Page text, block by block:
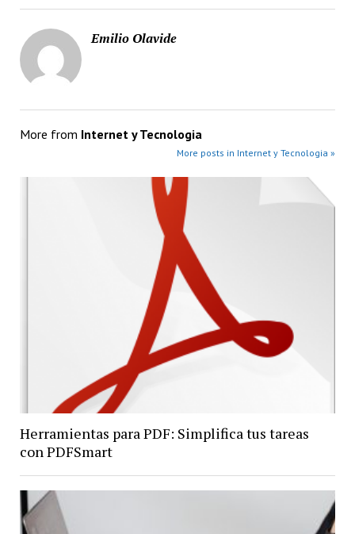
Emilio Olavide
More from Internet y Tecnologia
More posts in Internet y Tecnologia »
Herramientas para PDF: Simplifica tus tareas
con PDFSmart